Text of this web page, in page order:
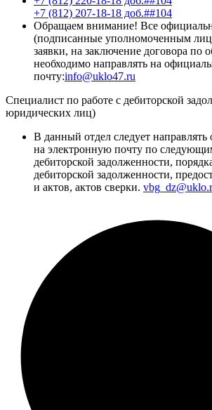
+7 (812) 207-18-18 доб.##104
Обращаем внимание! Все
(подписанные уполномоченным
заявки, на заключение договора
необходимо направлять на
почту:info@uklo47.ru
Специалист по работе с дебиторской
юридических лиц)
В данный отдел следует направлять
на электронную почту по
дебиторской задолженности,
дебиторской задолженности,
и актов, актов сверки.